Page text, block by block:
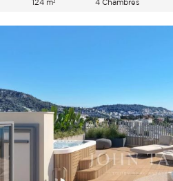
124 m² 4 Chambres